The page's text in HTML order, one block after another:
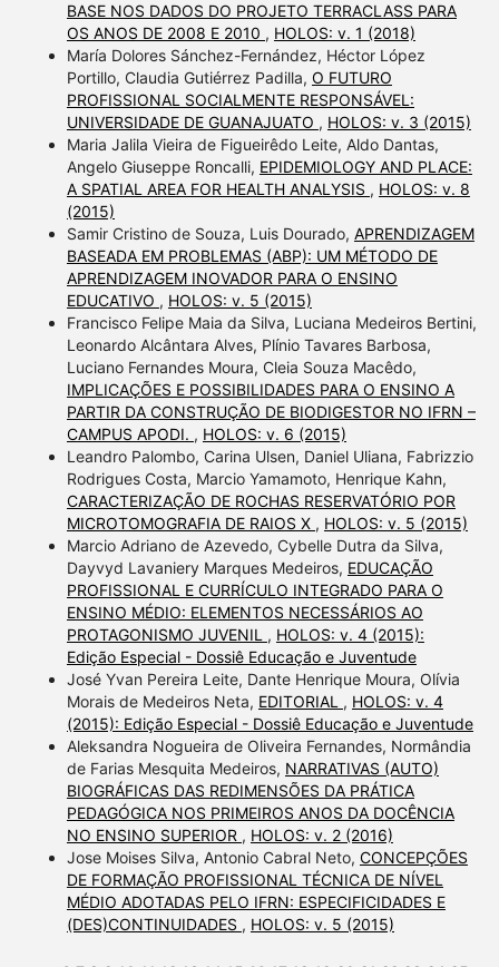
BASE NOS DADOS DO PROJETO TERRACLASS PARA
OS ANOS DE 2008 E 2010 , HOLOS: v. 1 (2018)
María Dolores Sánchez-Fernández, Héctor López
Portillo, Claudia Gutiérrez Padilla, O FUTURO
PROFISSIONAL SOCIALMENTE RESPONSÁVEL:
UNIVERSIDADE DE GUANAJUATO , HOLOS: v. 3 (2015)
Maria Jalila Vieira de Figueirêdo Leite, Aldo Dantas,
Angelo Giuseppe Roncalli, EPIDEMIOLOGY AND PLACE:
A SPATIAL AREA FOR HEALTH ANALYSIS , HOLOS: v. 8
(2015)
Samir Cristino de Souza, Luis Dourado, APRENDIZAGEM
BASEADA EM PROBLEMAS (ABP): UM MÉTODO DE
APRENDIZAGEM INOVADOR PARA O ENSINO
EDUCATIVO , HOLOS: v. 5 (2015)
Francisco Felipe Maia da Silva, Luciana Medeiros Bertini,
Leonardo Alcântara Alves, Plínio Tavares Barbosa,
Luciano Fernandes Moura, Cleia Souza Macêdo,
IMPLICAÇÕES E POSSIBILIDADES PARA O ENSINO A
PARTIR DA CONSTRUÇÃO DE BIODIGESTOR NO IFRN –
CAMPUS APODI. , HOLOS: v. 6 (2015)
Leandro Palombo, Carina Ulsen, Daniel Uliana, Fabrizzio
Rodrigues Costa, Marcio Yamamoto, Henrique Kahn,
CARACTERIZAÇÃO DE ROCHAS RESERVATÓRIO POR
MICROTOMOGRAFIA DE RAIOS X , HOLOS: v. 5 (2015)
Marcio Adriano de Azevedo, Cybelle Dutra da Silva,
Dayvyd Lavaniery Marques Medeiros, EDUCAÇÃO
PROFISSIONAL E CURRÍCULO INTEGRADO PARA O
ENSINO MÉDIO: ELEMENTOS NECESSÁRIOS AO
PROTAGONISMO JUVENIL , HOLOS: v. 4 (2015):
Edição Especial - Dossiê Educação e Juventude
José Yvan Pereira Leite, Dante Henrique Moura, Olívia
Morais de Medeiros Neta, EDITORIAL , HOLOS: v. 4
(2015): Edição Especial - Dossiê Educação e Juventude
Aleksandra Nogueira de Oliveira Fernandes, Normândia
de Farias Mesquita Medeiros, NARRATIVAS (AUTO)
BIOGRÁFICAS DAS REDIMENSÕES DA PRÁTICA
PEDAGÓGICA NOS PRIMEIROS ANOS DA DOCÊNCIA
NO ENSINO SUPERIOR , HOLOS: v. 2 (2016)
Jose Moises Silva, Antonio Cabral Neto, CONCEPÇÕES
DE FORMAÇÃO PROFISSIONAL TÉCNICA DE NÍVEL
MÉDIO ADOTADAS PELO IFRN: ESPECIFICIDADES E
(DES)CONTINUIDADES , HOLOS: v. 5 (2015)